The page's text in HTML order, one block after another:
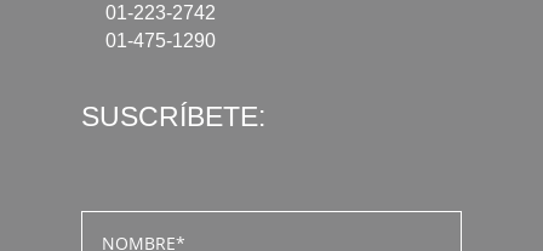
01-223-2742
01-475-1290
SUSCRÍBETE: